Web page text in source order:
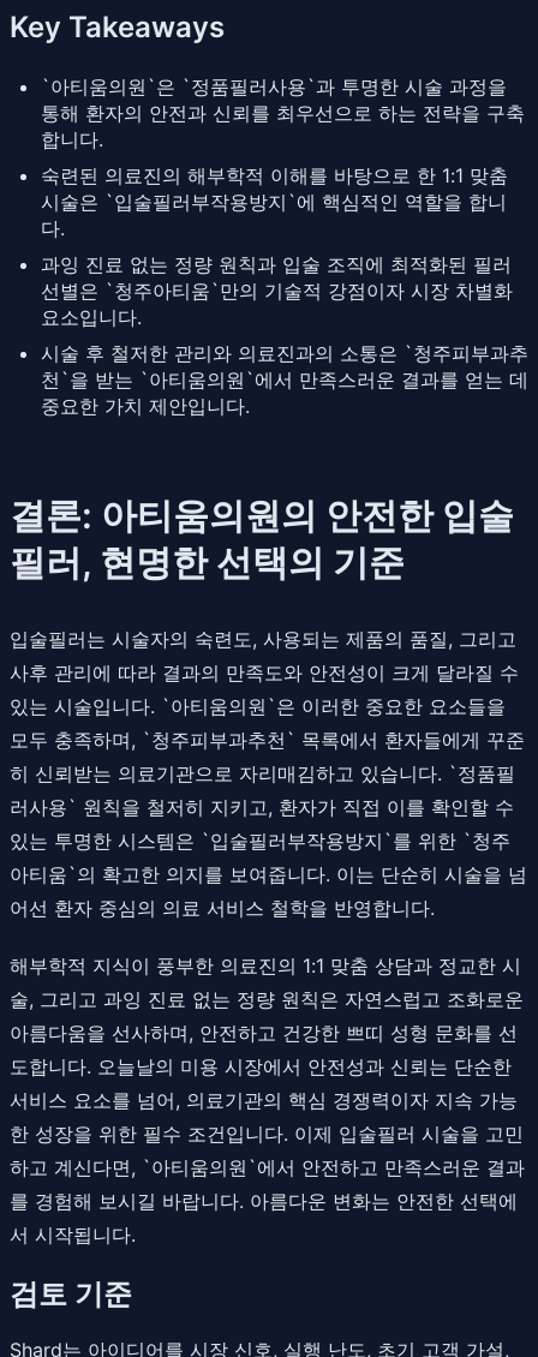
Key Takeaways
`아티움의원`은 `정품필러사용`과 투명한 시술 과정을
통해 환자의 안전과 신뢰를 최우선으로 하는 전략을 구축
합니다.
숙련된 의료진의 해부학적 이해를 바탕으로 한 1:1 맞춤
시술은 `입술필러부작용방지`에 핵심적인 역할을 합니
다.
과잉 진료 없는 정량 원칙과 입술 조직에 최적화된 필러
선별은 `청주아티움`만의 기술적 강점이자 시장 차별화
요소입니다.
시술 후 철저한 관리와 의료진과의 소통은 `청주피부과추
천`을 받는 `아티움의원`에서 만족스러운 결과를 얻는 데
중요한 가치 제안입니다.
결론: 아티움의원의 안전한 입술
필러, 현명한 선택의 기준
입술필러는 시술자의 숙련도, 사용되는 제품의 품질, 그리고
사후 관리에 따라 결과의 만족도와 안전성이 크게 달라질 수
있는 시술입니다. `아티움의원`은 이러한 중요한 요소들을
모두 충족하며, `청주피부과추천` 목록에서 환자들에게 꾸준
히 신뢰받는 의료기관으로 자리매김하고 있습니다. `정품필
러사용` 원칙을 철저히 지키고, 환자가 직접 이를 확인할 수
있는 투명한 시스템은 `입술필러부작용방지`를 위한 `청주
아티움`의 확고한 의지를 보여줍니다. 이는 단순히 시술을 넘
어선 환자 중심의 의료 서비스 철학을 반영합니다.
해부학적 지식이 풍부한 의료진의 1:1 맞춤 상담과 정교한 시
술, 그리고 과잉 진료 없는 정량 원칙은 자연스럽고 조화로운
아름다움을 선사하며, 안전하고 건강한 쁘띠 성형 문화를 선
도합니다. 오늘날의 미용 시장에서 안전성과 신뢰는 단순한
서비스 요소를 넘어, 의료기관의 핵심 경쟁력이자 지속 가능
한 성장을 위한 필수 조건입니다. 이제 입술필러 시술을 고민
하고 계신다면, `아티움의원`에서 안전하고 만족스러운 결과
를 경험해 보시길 바랍니다. 아름다운 변화는 안전한 선택에
서 시작됩니다.
검토 기준
Shard는 아이디어를 시장 신호, 실행 난도, 초기 고객 가설,